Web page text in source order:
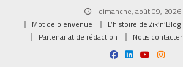
dimanche, août 09, 2026
Mot de bienvenue
L’histoire de Zik’n’Blog
Partenariat de rédaction
Nous contacter